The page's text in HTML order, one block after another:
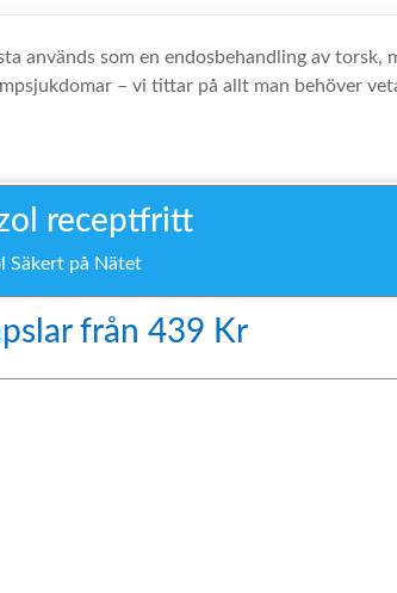
används som en endosbehandling av torsk,
– vi tittar på allt man behöver
receptfritt
Säkert på Nätet
från 439 Kr